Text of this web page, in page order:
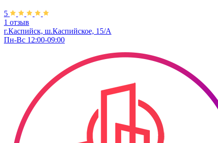
5
1 отзыв
г.Каспийск, ш.Каспийское, 15/А
Пн-Вс 12:00-09:00